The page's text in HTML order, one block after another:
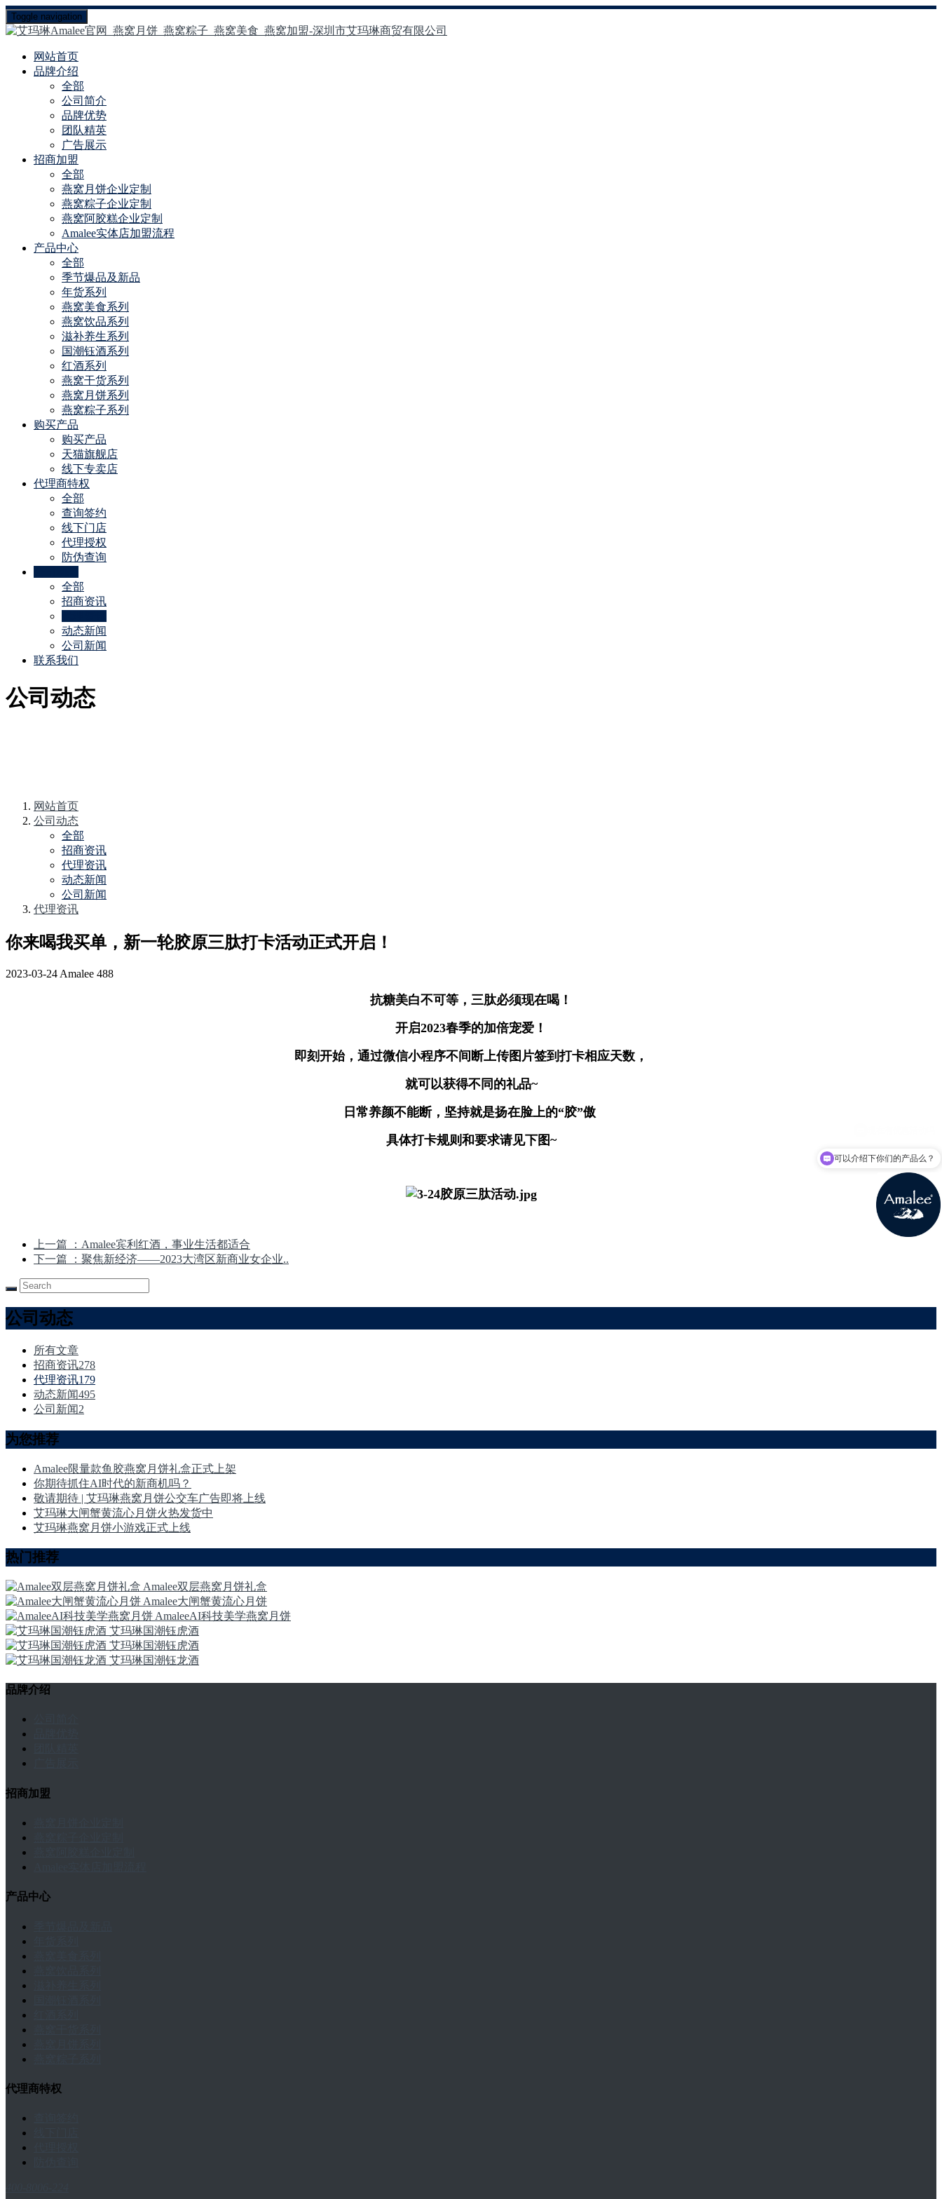
Toggle navigation
网站首页
品牌介绍
全部
公司简介
品牌优势
团队精英
广告展示
招商加盟
全部
燕窝月饼企业定制
燕窝粽子企业定制
燕窝阿胶糕企业定制
Amalee实体店加盟流程
产品中心
全部
季节爆品及新品
年货系列
燕窝美食系列
燕窝饮品系列
滋补养生系列
国潮钰酒系列
红酒系列
燕窝干货系列
燕窝月饼系列
燕窝粽子系列
购买产品
购买产品
天猫旗舰店
线下专卖店
代理商特权
全部
查询签约
线下门店
代理授权
防伪查询
全部
招商资讯
动态新闻
公司新闻
联系我们
公司动态
网站首页
公司动态
全部
招商资讯
代理资讯
动态新闻
公司新闻
代理资讯
你来喝我买单，新一轮胶原三肽打卡活动正式开启！
2023-03-24 Amalee 488
抗糖美白不可等，三肽必须现在喝！
开启2023春季的加倍宠爱！
即刻开始，通过微信小程序不间断上传图片签到打卡相应天数，
就可以获得不同的礼品~
日常养颜不能断，坚持就是扬在脸上的“胶”傲
具体打卡规则和要求请见下图~
上一篇
：Amalee宾利红酒，事业生活都适合
下一篇
：聚焦新经济——2023大湾区新商业女企业..
公司动态
所有文章
招商资讯278
代理资讯179
动态新闻495
公司新闻2
为您推荐
Amalee限量款鱼胶燕窝月饼礼盒正式上架
你期待抓住AI时代的新商机吗？
敬请期待 | 艾玛琳燕窝月饼公交车广告即将上线
艾玛琳大闸蟹黄流心月饼火热发货中
艾玛琳燕窝月饼小游戏正式上线
热门推荐
Amalee双层燕窝月饼礼盒
Amalee大闸蟹黄流心月饼
AmaleeAI科技美学燕窝月饼
艾玛琳国潮钰虎酒
艾玛琳国潮钰虎酒
艾玛琳国潮钰龙酒
品牌介绍
招商加盟
产品中心
代理商特权
可以介绍下你们的产品么？